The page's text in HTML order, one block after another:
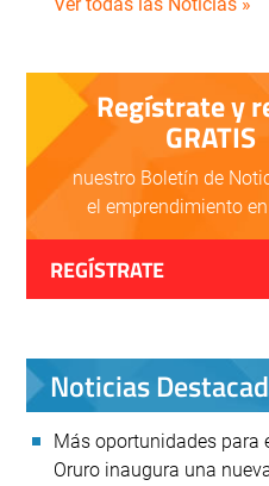
Regístrate y
GRATIS
nuestro Boletín de
el emprendimiento
REGÍSTRATE
Noticias
Más oportunidades para
Oruro inaugura una